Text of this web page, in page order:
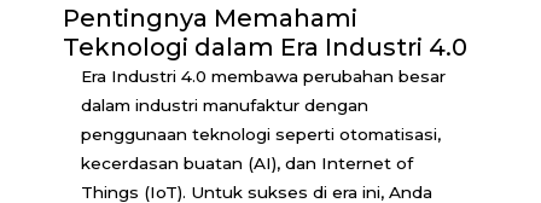
Pentingnya Memahami
Teknologi dalam Era Industri 4.0
Era Industri 4.0 membawa perubahan besar
dalam industri manufaktur dengan
penggunaan teknologi seperti otomatisasi,
kecerdasan buatan (AI), dan Internet of
Things (IoT). Untuk sukses di era ini, Anda